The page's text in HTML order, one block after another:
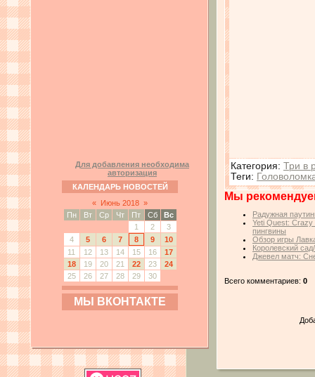
Для добавления необходима
авторизация
КАЛЕНДАРЬ НОВОСТЕЙ
«
Июнь 2018 »
Пн
Вт Ср Чт Пт Сб
Вс
1
2
3
4
5 6 7 8 9
10
11
12 13 14 15 16
17
18
19 20 21 22 23
24
25
26 27 28 29 30
МЫ ВКОНТАКТЕ
Категория: Три в
Теги:
Мы
Радужная
Yeti Quest:
пингвины
Обзор игры
Королевский
Джевел матч:
Всего комментариев: 0